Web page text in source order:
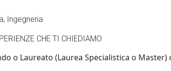
Ingegneria
CHE TI CHIEDIAMO
o Laureato (Laurea Specialistica o